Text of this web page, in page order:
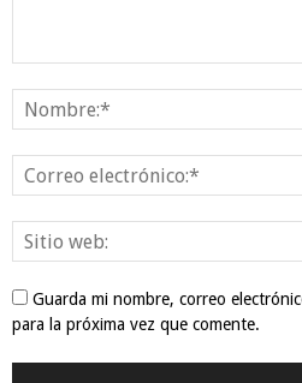
Guarda mi nombre, correo
para la próxima vez que comente.